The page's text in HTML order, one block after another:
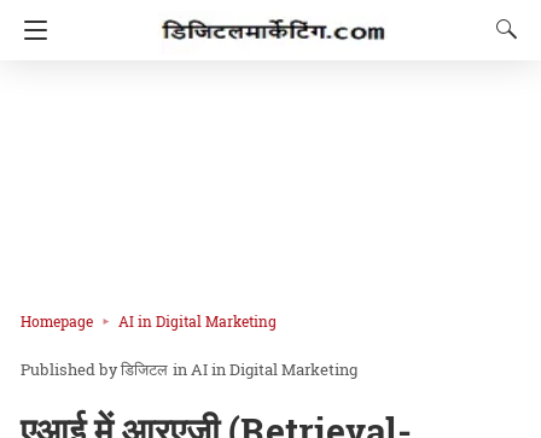
Homepage AI in Digital Marketing
डिजिटल inAI in Digital Marketing